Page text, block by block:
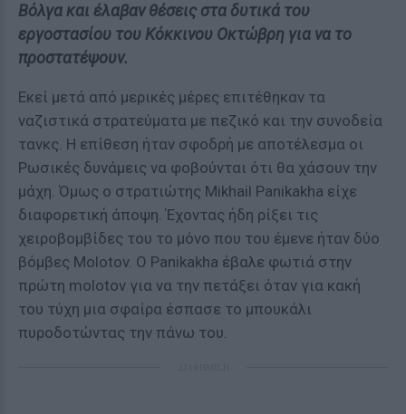
Βόλγα και έλαβαν θέσεις στα δυτικά του
εργοστασίου του Κόκκινου Οκτώβρη για να το
προστατέψουν.
Εκεί μετά από μερικές μέρες επιτέθηκαν τα
ναζιστικά στρατεύματα με πεζικό και την συνοδεία
τανκς. Η επίθεση ήταν σφοδρή με αποτέλεσμα οι
Ρωσικές δυνάμεις να φοβούνται ότι θα χάσουν την
μάχη. Όμως ο στρατιώτης Mikhail Panikakha είχε
διαφορετική άποψη. Έχοντας ήδη ρίξει τις
χειροβομβίδες του το μόνο που του έμενε ήταν δύο
βόμβες Molotov. Ο Panikakha έβαλε φωτιά στην
πρώτη molotov για να την πετάξει όταν για κακή
του τύχη μια σφαίρα έσπασε το μπουκάλι
πυροδοτώντας την πάνω του.